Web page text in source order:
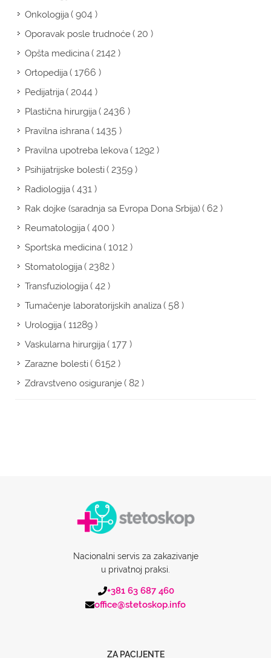
Onkologija( 904 )
Oporavak posle trudnoće( 20 )
Opšta medicina( 2142 )
Ortopedija( 1766 )
Pedijatrija( 2044 )
Plastična hirurgija( 2436 )
Pravilna ishrana( 1435 )
Pravilna upotreba lekova( 1292 )
Psihijatrijske bolesti( 2359 )
Radiologija( 431 )
Rak dojke (saradnja sa Evropa Dona Srbija)( 62 )
Reumatologija( 400 )
Sportska medicina( 1012 )
Stomatologija( 2382 )
Transfuziologija( 42 )
Tumačenje laboratorijskih analiza( 58 )
Urologija( 11289 )
Vaskularna hirurgija( 177 )
Zarazne bolesti( 6152 )
Zdravstveno osiguranje( 82 )
Nacionalni servis za zakazivanje
u privatnoj praksi.
+381 63 687 460
office@stetoskop.info
ZA PACIJENTE